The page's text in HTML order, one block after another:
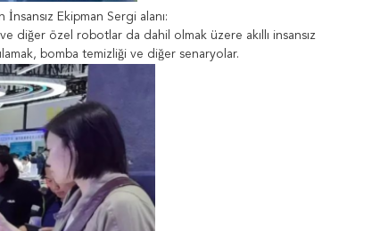
Ekipman Sergi alanı:
diğer özel robotlar da dahil olmak üzere akıllı insansız
bomba temizliği ve diğer senaryolar.